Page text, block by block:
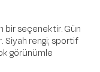
bir seçenektir. Gün
rengi; sportif
görünümle